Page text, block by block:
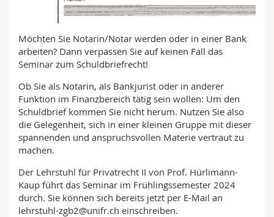
Math.-Nat. und Med. Fak.
Interfakultär
Mitarbeitende
Doktorierende
Webmail
Vorlesungsverzeichnis
Möchten Sie Notarin/Notar werden oder in einer Bank
arbeiten? Dann verpassen Sie auf keinen Fall das
Seminar zum Schuldbriefrecht!
Ob Sie als Notarin, als Bankjurist oder in anderer
Funktion im Finanzbereich tätig sein wollen: Um den
Schuldbrief kommen Sie nicht herum. Nutzen Sie also
die Gelegenheit, sich in einer kleinen Gruppe mit dieser
spannenden und anspruchsvollen Materie vertraut zu
machen.
Der Lehrstuhl für Privatrecht II von Prof. Hürlimann-
Kaup führt das Seminar im Frühlingssemester 2024
durch. Sie können sich bereits jetzt per E-Mail an
lehrstuhl-zgb2@unifr.ch einschreiben.